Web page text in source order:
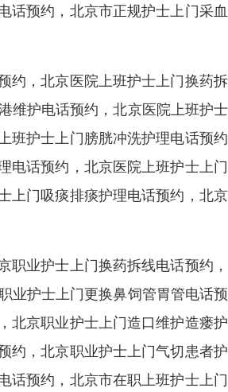
话预约，北京市正规护士上门采
约，北京医院上班护士上门换药
维护电话预约，北京医院上班护
班护士上门膀胱冲洗护理电话预
电话预约，北京医院上班护士上
上门吸痰排痰护理电话预约，北
职业护士上门换药拆线电话预约
业护士上门更换鼻饲管胃管电话
北京职业护士上门造口维护造瘘
约，北京职业护士上门气切患者
话预约，北京市在职上班护士上